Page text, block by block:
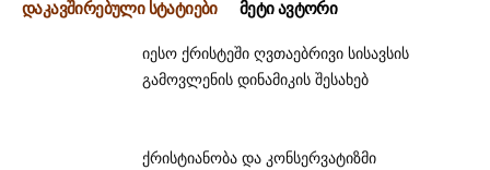
დაკავშირებული სტატიები მეტი ავტორი
იესო ქრისტეში ღვთაებრივი სისავსის
გამოვლენის დინამიკის შესახებ
ქრისტიანობა და კონსერვატიზმი